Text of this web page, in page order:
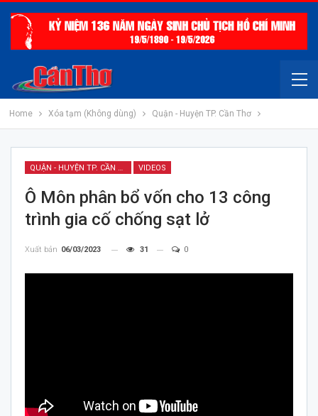
Home Xóa tạm (Không dùng) Quận - Huyện TP. Cần Thơ
QUẬN - HUYỆN TP. CẦN THƠ VIDEOS
Ô Môn phân bổ vốn cho 13 công
trình gia cố chống sạt lở
Xuất bản 06/03/2023 31 0